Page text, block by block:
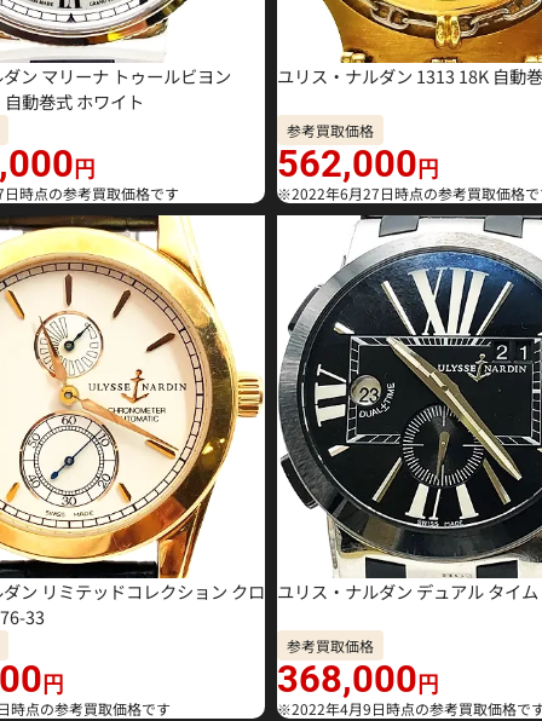
ン マリーナ トゥールビヨン
動巻式 ホワイト
円
時点の参考買取価格です
ユリス・ナルダン 1313 18K 自動
参考買取価格
562,000円
※2022年6月27日時点の参考買取価格
ン リミテッドコレクション クロ
33
円
点の参考買取価格です
ユリス・ナルダン デュアル タイ
参考買取価格
368,000円
※2022年4月9日時点の参考買取価格で